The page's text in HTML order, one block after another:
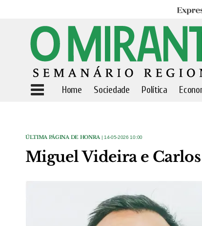
Home Sociedade Política
ÚLTIMA PÁGINA DE HONRA | 14-05-2026 10:00
Miguel Videira e